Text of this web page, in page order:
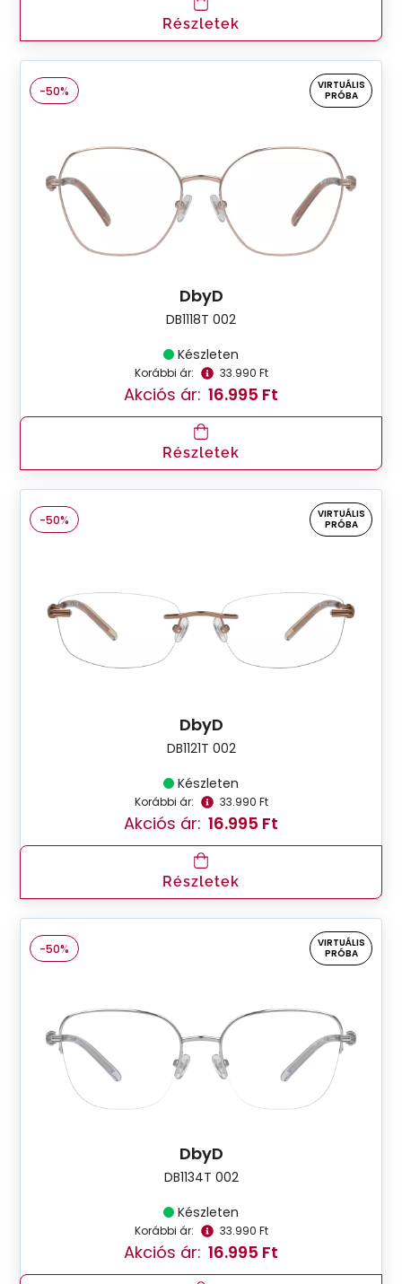
Részletek
-50%
VIRTUÁLIS
PRÓBA
DbyD
DB1118T 002
Készleten
Korábbi ár: 33.990 Ft
Akciós ár: 16.995 Ft
Részletek
-50%
VIRTUÁLIS
PRÓBA
DbyD
DB1121T 002
Készleten
Korábbi ár: 33.990 Ft
Akciós ár: 16.995 Ft
Részletek
-50%
VIRTUÁLIS
PRÓBA
DbyD
DB1134T 002
Készleten
Korábbi ár: 33.990 Ft
Akciós ár: 16.995 Ft